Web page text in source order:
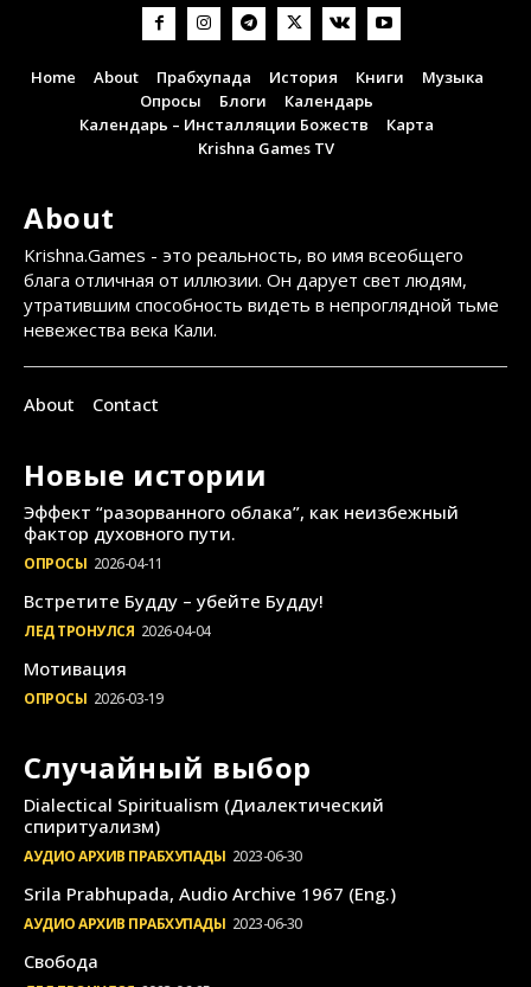
Home About Прабхупада История Книги
Музыка
Опросы
Блоги
Календарь
Календарь – Инсталляции Божеств
Карта
Krishna Games TV
About
Krishna.Games - это реальность, во имя всеобщего
блага отличная от иллюзии. Он дарует свет людям,
утратившим способность видеть в непроглядной тьме
невежества века Кали.
About Contact
Новые истории
Эффект “разорванного облака”, как неизбежный
фактор духовного пути.
ОПРОСЫ 2026-04-11
Встретите Будду – убейте Будду!
ЛЕД ТРОНУЛСЯ 2026-04-04
Мотивация
ОПРОСЫ 2026-03-19
Случайный выбор
Dialectical Spiritualism (Диалектический
спиритуализм)
АУДИО АРХИВ ПРАБХУПАДЫ 2023-06-30
Srila Prabhupada, Audio Archive 1967 (Eng.)
АУДИО АРХИВ ПРАБХУПАДЫ 2023-06-30
Свобода